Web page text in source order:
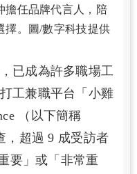
擔任品牌代言人，陪
擇。圖/數字科技提供
已成為許多職場工
工兼職平台「小雞
（以下簡稱
，超過 9 成受訪者
要」或「非常重